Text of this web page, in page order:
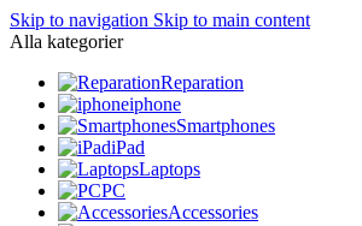
Skip to navigation Skip to main content
Alla kategorier
Reparation
iphone
Smartphones
iPad
Laptops
PC
Accessories